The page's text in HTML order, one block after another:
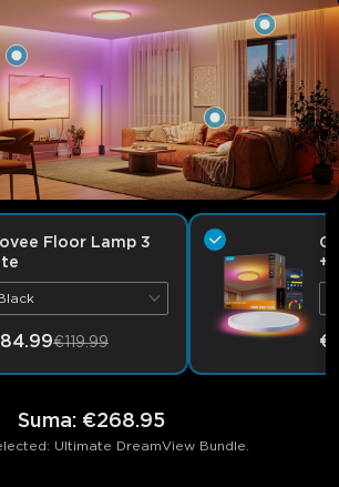
Floor Lamp 3
€119.99
+
Suma: €268.95
Ultimate DreamView Bundle.